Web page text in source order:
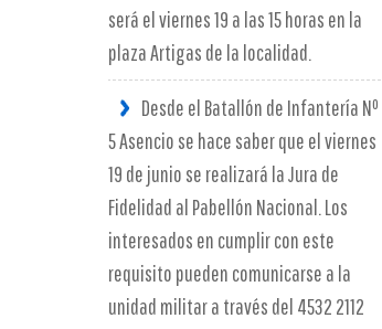
será el viernes 19 a las 15 horas en la
plaza Artigas de la localidad.
Desde el Batallón de Infantería Nº
5 Asencio se hace saber que el viernes
19 de junio se realizará la Jura de
Fidelidad al Pabellón Nacional. Los
interesados en cumplir con este
requisito pueden comunicarse a la
unidad militar a través del 4532 2112